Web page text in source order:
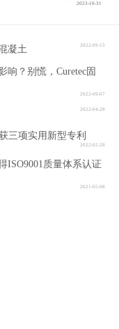
2023-10-31
凝土 2022-09-15
响？别慌，Curetec固
2022-09-07
2022-04-28
三项实用新型专利
2022-02-28
ISO9001质量体系认证
2021-05-08